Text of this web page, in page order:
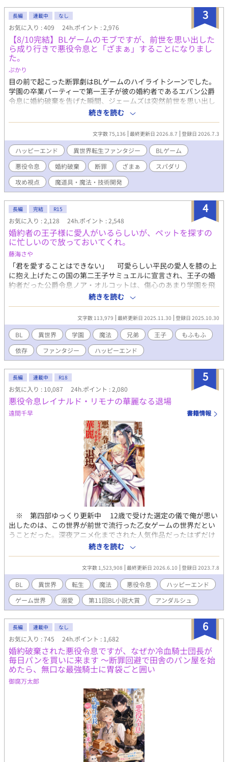
の事件、俺たちで解決するぞ。それまで、貴様は俺と相部屋だ」
「きょ、拒否権は……？」 不愛想で冷たく、黒いうわさが絶えな
いディオンはなぜか次第に過保護になっていき……？ 人を寄せ付
けない氷狼王子×胃弱引きこもり公爵令息の胃薬必須の学園ファ
ンタジー!! ※ライトBLです。 ※毎日0：00更新です。 ※カクヨム
のほうにも掲載しております。
3
長編 連載中 なし
お気に入り : 409 24h.ポイント : 2,976
【8/10完結】BLゲームのモブですが、前世を思い出した
ら成り行きで悪役令息と「ざまぁ」することになりまし
た。
ぷかり
目の前で起こった断罪劇はBLゲームのハイライトシーンでした。
学園の卒業パーティーで第一王子が彼の婚約者であるエバン公爵
令息に婚約破棄を告げた瞬間、ジェームズは突然前世を思い出し
た。 どうやらここはBLゲームの世界で、自分はそのモブキャラら
しい。 とはいえ、全てがゲームの通りというわけではなく、現実
のエバンは悪役令息らしからぬ品行方正な人物だった。 しかし、
ゲームの強制力のなせる業なのか、エバンはシナリオ通りに社交
界を追われ行方不明になってしまう。 このままではいけない！ こ
れはエンディング後の世界を生きる成金モブが悪役令息を幸せに
するための物語。 8/10の完結まで予約投稿済です。
続きを読む
文字数 75,136 最終更新日 2026.8.7 登録日 2026.7.3
ハッピーエンド 異世界転生ファンタジー
BLゲーム
悪役令息
婚約破棄 断罪 ざまぁ
スパダリ
攻め視点
魔道具・魔法・技術開発
4
長編 完結 R15
お気に入り : 2,128 24h.ポイント : 2,548
婚約者の王子様に愛人がいるらしいが、ペットを探すの
に忙しいので放っておいてくれ。
藤海さや
「君を愛することはできない」 可愛らしい平民の愛人を膝の上
に抱え上げたこの国の第二王子サミュエルに宣言され、王子の婚
約者だった公爵令息ノア・オルコットは、傷心のあまり学園を飛
び出してしまった……というのが学園の生徒たちの認識である。
だがノアの本当の目的は、行方不明の自分のペット（魔王の側
近だったらしい）の捜索だった。通りすがりの魔族に道を尋ねて
目的地へ向かう途中、ノアは完璧な変装をしていたにも関わら
ず、何故かノアを追ってきたらしい王子サミュエルに捕まってし
まう。 ◇拙作「僕が勇者に殺された件。」に出てきたノアの話で
すが、一応単体でも読めます。 ◇テキトー設定。細かいツッコミ
はご容赦ください。見切り発車なので不定期更新となります。
続きを読む
文字数 113,979 最終更新日 2025.11.30 登録日 2025.10.30
BL 異世界 学園 魔法 兄弟 王子
もふもふ
依存
ファンタジー ハッピーエンド
5
長編 連載中 R18
お気に入り : 10,087 24h.ポイント : 2,080
悪役令息レイナルド・リモナの華麗なる退場
遠間千早 書籍情報
※ 第四部ゆっくり更新中 12歳で受けた選定の儀で俺が思い
出したのは、この世界が前世で流行った乙女ゲームの世界だとい
うことだった。深夜アニメ化までされた人気作品だったはずだけ
ど、よりによって俺はそのゲームの中でも悪役の公爵令息レイナ
ルド・リモナに生まれ変わってしまったのだ。 さらに最悪なこ
とに、俺はそのゲームの中身を全く知らない。乙女ゲームやった
ことなかったし、これから俺の周りで一体何が起こるのか全然わ
からないんですけど……。 内容は知らなくとも、一時期SNSで
トレンド入りして流れてきた不穏なワードは多少なりとも覚えて
いる。 「ダメナルド安定の裏切り」 「約束された末路」 っ
て……怖！ 俺何やらかすの！？ せっかく素敵なファンタジー
の世界なのに急に将来が怖い！ 俺は世界の平和と己の平穏のた
めに、公爵家の次男としてのほのぼの生活を手にするべく堅実に
生きようと固く決心した……はずだったのに気が付いたら同級生
の天才魔法使いの秘密をうっかり知ってしまうし、悪魔召喚を企
てる怪しい陰謀にすっかり巻き込まれてるんですけど？！ 無事
約束された末路まで一直線の予感！？ いやいや俺は退場させて
もらいますから。何がなんでもシナリオから途中退場して世界も
平和で俺も平和なハッピーエンドをこの手で掴むんだ……！ 悪
役になりたくない公爵令息がジタバタする物語。(徐々にBLです。
ご注意ください) 第11回BL小説大賞をいただきました。応援し
てくださった皆様、本当にありがとうございました。(2024年11
続きを読む
文字数 1,523,908 最終更新日 2026.6.10 登録日 2023.7.8
BL 異世界 転生 魔法 悪役令息
ハッピーエンド
ゲーム世界
溺愛 第11回BL小説大賞 アンダルシュ
6
長編 連載中 なし
お気に入り : 745 24h.ポイント : 1,682
婚約破棄された悪役令息ですが、なぜか冷血騎士団長が
毎日パンを買いに来ます 〜断罪回避で田舎のパン屋を始
めたら、無口な最強騎士に胃袋ごと囲い
御腐万太郎